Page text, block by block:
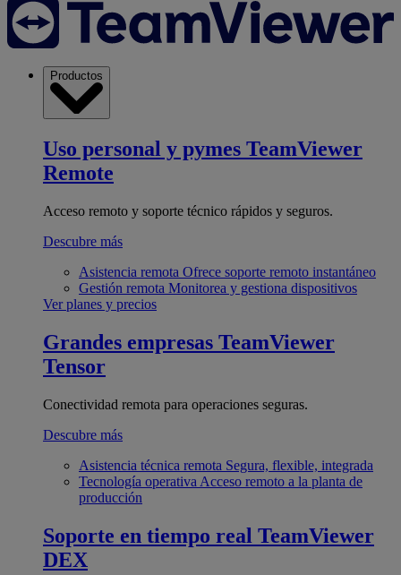
Productos
Uso personal y pymes TeamViewer
Remote
Acceso remoto y soporte técnico rápidos y seguros.
Descubre más
Asistencia remota Ofrece soporte remoto instantáneo
Gestión remota Monitorea y gestiona dispositivos
Ver planes y precios
Grandes empresas TeamViewer
Tensor
Conectividad remota para operaciones seguras.
Descubre más
Asistencia técnica remota Segura, flexible, integrada
Tecnología operativa Acceso remoto a la planta de
producción
Soporte en tiempo real TeamViewer
DEX